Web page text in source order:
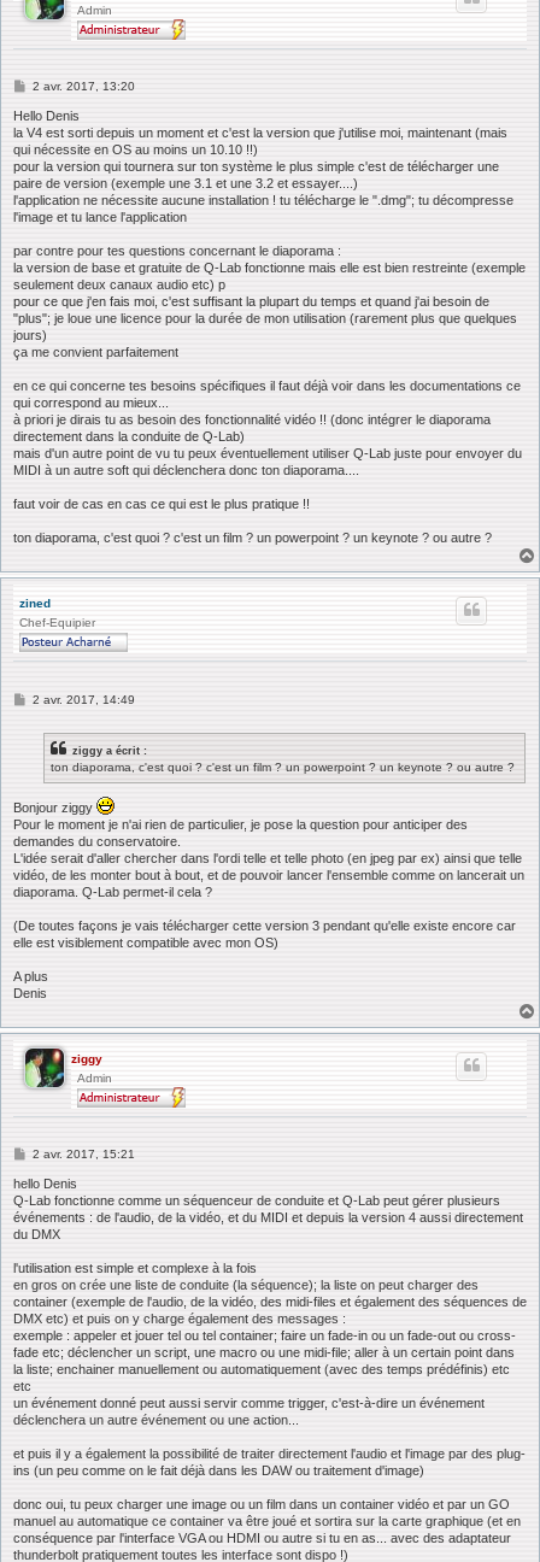
Admin
M
s
s
a
g
e
2 avr. 2017, 13:20
Hello Denis
la V4 est sorti depuis un moment et c'est la version que j'utilise moi, maintenant (mais
qui nécessite en OS au moins un 10.10 !!)
pour la version qui tournera sur ton système le plus simple c'est de télécharger une
paire de version (exemple une 3.1 et une 3.2 et essayer....)
l'application ne nécessite aucune installation ! tu télécharge le ".dmg"; tu décompresse
l'image et tu lance l'application
par contre pour tes questions concernant le diaporama :
la version de base et gratuite de Q-Lab fonctionne mais elle est bien restreinte (exemple
seulement deux canaux audio etc) p
pour ce que j'en fais moi, c'est suffisant la plupart du temps et quand j'ai besoin de
"plus"; je loue une licence pour la durée de mon utilisation (rarement plus que quelques
jours)
ça me convient parfaitement
en ce qui concerne tes besoins spécifiques il faut déjà voir dans les documentations ce
qui correspond au mieux...
à priori je dirais tu as besoin des fonctionnalité vidéo !! (donc intégrer le diaporama
directement dans la conduite de Q-Lab)
mais d'un autre point de vu tu peux éventuellement utiliser Q-Lab juste pour envoyer du
MIDI à un autre soft qui déclenchera donc ton diaporama....
faut voir de cas en cas ce qui est le plus pratique !!
ton diaporama, c'est quoi ? c'est un film ? un powerpoint ? un keynote ? ou autre ?
zined
Chef-Equipier
M2 avr. 2017, 14:49
ziggy a écrit :
ton diaporama, c'est quoi ? c'est un film ? un powerpoint ? un keynote ? ou autre ?
Bonjour ziggy
Pour le moment je n'ai rien de particulier, je pose la question pour anticiper des
demandes du conservatoire.
L'idée serait d'aller chercher dans l'ordi telle et telle photo (en jpeg par ex) ainsi que telle
vidéo, de les monter bout à bout, et de pouvoir lancer l'ensemble comme on lancerait un
diaporama. Q-Lab permet-il cela ?
(De toutes façons je vais télécharger cette version 3 pendant qu'elle existe encore car
elle est visiblement compatible avec mon OS)
A plus
Denis
ziggy
Admin
M
s
s
a
g
e
2 avr. 2017, 15:21
hello Denis
Q-Lab fonctionne comme un séquenceur de conduite et Q-Lab peut gérer plusieurs
événements : de l'audio, de la vidéo, et du MIDI et depuis la version 4 aussi directement
du DMX
l'utilisation est simple et complexe à la fois
en gros on crée une liste de conduite (la séquence); la liste on peut charger des
container (exemple de l'audio, de la vidéo, des midi-files et également des séquences de
DMX etc) et puis on y charge également des messages :
exemple : appeler et jouer tel ou tel container; faire un fade-in ou un fade-out ou cross-
fade etc; déclencher un script, une macro ou une midi-file; aller à un certain point dans
la liste; enchainer manuellement ou automatiquement (avec des temps prédéfinis) etc
etc
un événement donné peut aussi servir comme trigger, c'est-à-dire un événement
déclenchera un autre événement ou une action...
et puis il y a également la possibilité de traiter directement l'audio et l'image par des plug-
ins (un peu comme on le fait déjà dans les DAW ou traitement d'image)
donc oui, tu peux charger une image ou un film dans un container vidéo et par un GO
manuel au automatique ce container va être joué et sortira sur la carte graphique (et en
conséquence par l'interface VGA ou HDMI ou autre si tu en as... avec des adaptateur
thunderbolt pratiquement toutes les interface sont dispo !)